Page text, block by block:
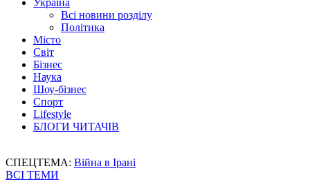
Україна
Всі новини розділу
Політика
Місто
Світ
Бізнес
Наука
Шоу-бізнес
Спорт
Lifestyle
БЛОГИ ЧИТАЧІВ
СПЕЦТЕМА: Війна в Ірані
ВСІ ТЕМИ